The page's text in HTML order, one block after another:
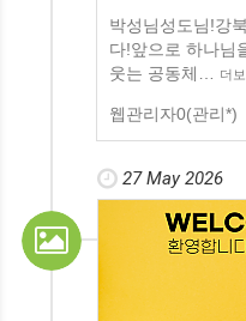
박성님성도님!강
다!앞으로 하나님
웃는 공동체… 더보
웹관리자0(관리*)
27 May 2026